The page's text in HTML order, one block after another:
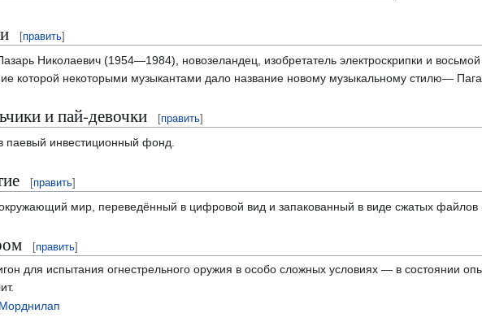
[править]
Николаевич (1954—1984), новозеландец, изобретатель электроскрипки и
которой некоторыми музыкантами дало название новому музыкальному стилю—
и пай-девочки [править]
паевый инвестиционный фонд.
[править]
мир, переведённый в цифровой вид и запакованный в виде сжатых файлов
[править]
для испытания огнестрельного оружия в особо сложных условиях — в состоянии
Морднилап